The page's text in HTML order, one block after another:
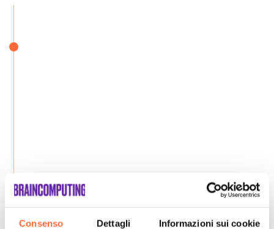
Consenso Dettagli Informazioni sui cookie